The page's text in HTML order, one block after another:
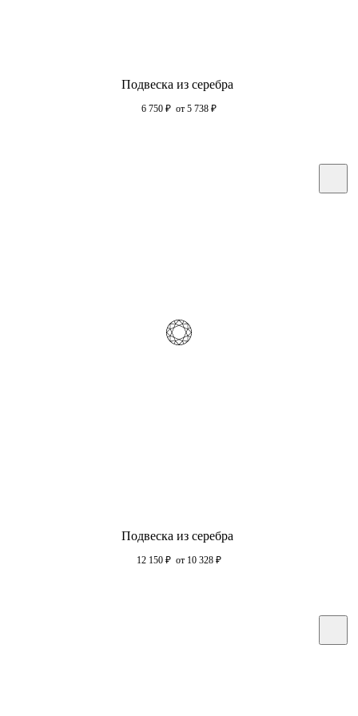
Подвеска из серебра
6 750 ₽ от 5 738 ₽
Подвеска из серебра
12 150 ₽ от 10 328 ₽